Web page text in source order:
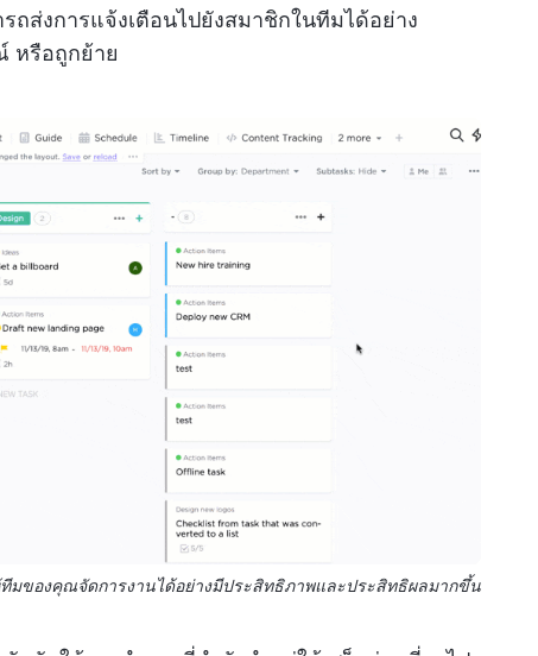
ส่งการแจ้งเตือนไปยังสมาชิกในทีมได้อย่าง
หรือถูกย้าย
มของคุณจัดการงานได้อย่างมีประสิทธิภาพและประสิทธิผลมากขึ้น